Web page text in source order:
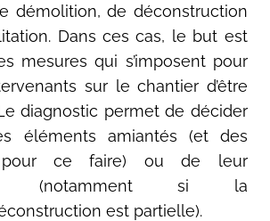
démolition, de déconstruction
Dans ces cas, le but est
mesures qui s’imposent pour
sur le chantier d’être
diagnostic permet de décider
éléments amiantés (et des
pour ce faire) ou de leur
(notamment si la
est partielle).